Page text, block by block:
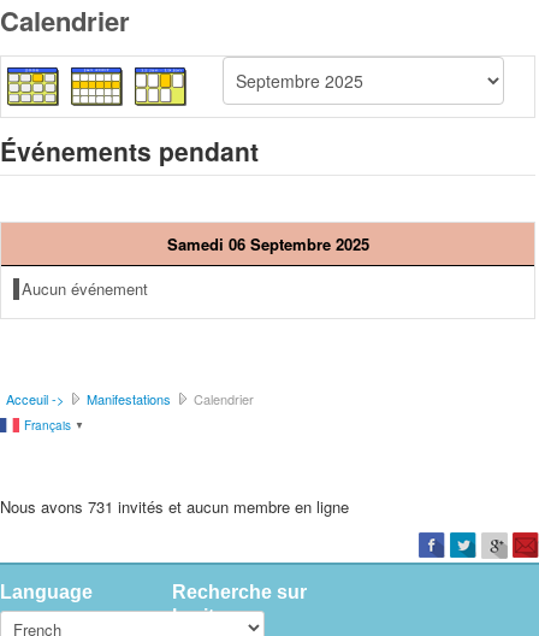
Calendrier
Événements pendant
Samedi 06 Septembre 2025
Aucun événement
Acceuil -> Manifestations Calendrier
Français ▼
Nous avons 731 invités et aucun membre en ligne
Language
Recherche sur
le site